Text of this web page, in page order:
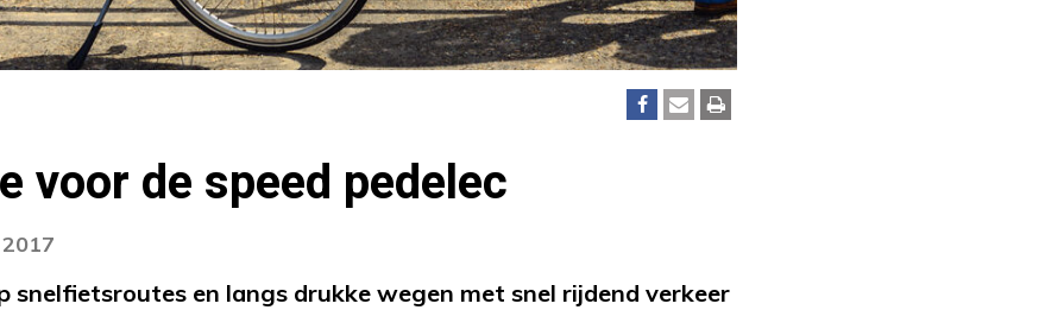
voor de speed pedelec
snelfietsroutes en langs drukke wegen met snel rijdend verkeer